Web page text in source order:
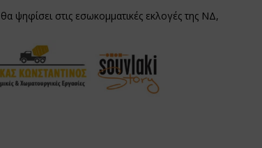
θα ψηφίσει στις εσωκομματικές εκλογές της ΝΔ,